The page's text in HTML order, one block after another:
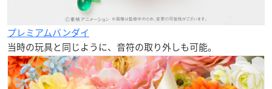
プレミアムバンダイ
当時の玩具と同じように、音符の取り外しも可能。